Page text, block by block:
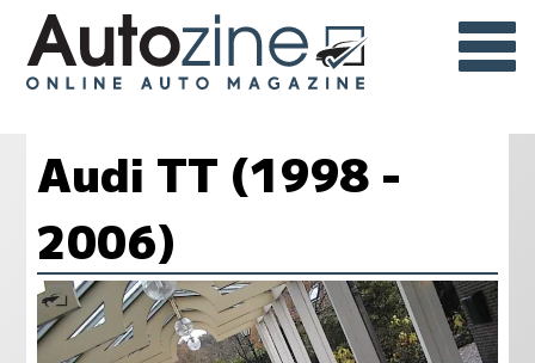
Audi TT (1998 -
2006)